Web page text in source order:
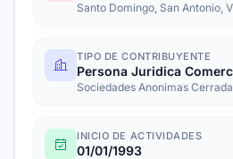
Santo Domingo, San Antonio,
TIPO DE CONTRIBUYENTE
Persona Juridica
Sociedades Anonimas
INICIO DE ACTIVIDADES
01/01/1993